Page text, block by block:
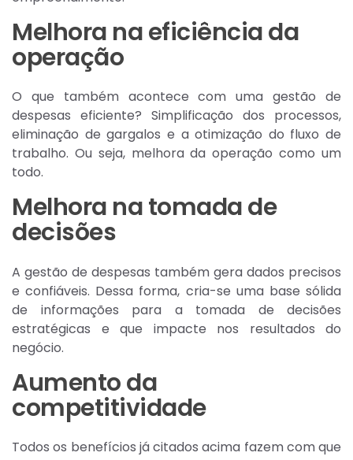
Melhora na eficiência da
operação
O que também acontece com uma gestão de
despesas eficiente? Simplificação dos processos,
eliminação de gargalos e a otimização do fluxo de
trabalho. Ou seja, melhora da operação como um
todo.
Melhora na tomada de
decisões
A gestão de despesas também gera dados precisos
e confiáveis. Dessa forma, cria-se uma base sólida
de informações para a tomada de decisões
estratégicas e que impacte nos resultados do
negócio.
Aumento da
competitividade
Todos os benefícios já citados acima fazem com que